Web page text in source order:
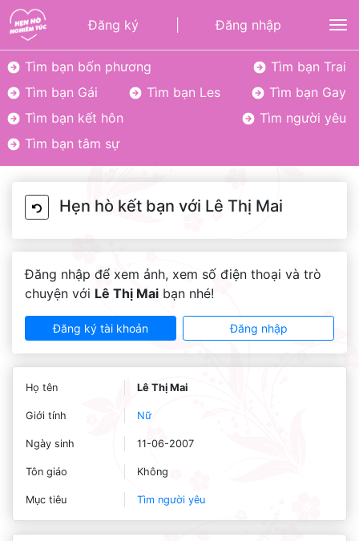
Đăng ký Đăng nhập
Tìm bạn bốn phương
Tìm bạn Trai
Tìm bạn Gái
Tìm bạn Les
Tìm bạn Gay
Tìm bạn kết hôn
Tìm người yêu
Tìm bạn tâm sự
Hẹn hò kết bạn với Lê Thị Mai
Đăng nhập để xem ảnh, xem số điện thoại và trò
chuyện với Lê Thị Mai bạn nhé!
Đăng ký tài khoản Đăng nhập
Họ tên Lê Thị Mai
Giới tính Nữ
Ngày sinh 11-06-2007
Tôn giáo Không
Mục tiêu Tìm người yêu